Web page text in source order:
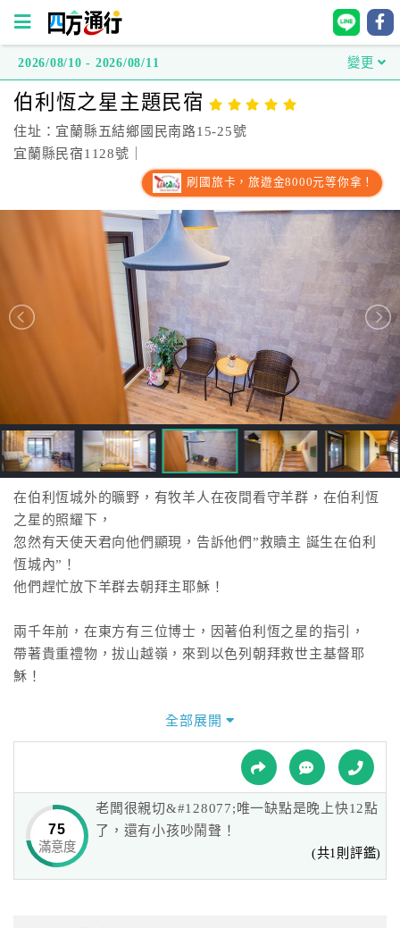
方
通
行
房
跟
飯
店
訂
房
HOT
特
民
宿
球
網
2026/08/10 - 2026/08/11 變更
伯利恆之星主題民宿
住址：宜蘭縣五結鄉國民南路15-25號
宜蘭縣民宿1128號｜
刷國旅卡，旅遊金8000元等你拿！
在伯利恆城外的曠野，有牧羊人在夜間看守羊群，在伯利恆
之星的照耀下，
忽然有天使天君向他們顯現，告訴他們”救贖主 誕生在伯利
恆城內”！
他們趕忙放下羊群去朝拜主耶穌！
兩千年前，在東方有三位博士，因著伯利恆之星的指引，
帶著貴重禮物，拔山越嶺，來到以色列朝拜救世主基督耶
穌！
伯利恆之星，預告救世主的誕生，也指引人們來到主耶穌的
面前，享受主所預備的平安與愛，
生命有定向，不再飄泊，歡迎入住伯利恆之星，享受我們為
您預備熱情的接待，體驗主的平安與愛！
全部展開
75
滿意度
老闆很親切&#128077;唯一缺點是晚上快12點
了，還有小孩吵鬧聲！
(共1則評鑑)